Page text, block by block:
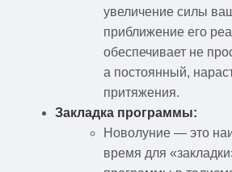
увеличение силы
приближение его
обеспечивает не
а постоянный,
притяжения.
Закладка программы:
Новолуние — это
время для